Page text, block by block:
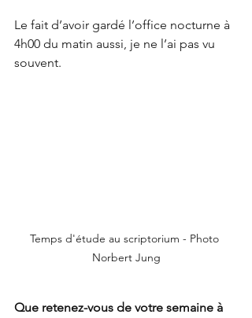
Le fait d’avoir gardé l’office nocturne à
4h00 du matin aussi, je ne l’ai pas vu
souvent.
Temps d'étude au scriptorium - Photo
Norbert Jung
Que retenez-vous de votre semaine à